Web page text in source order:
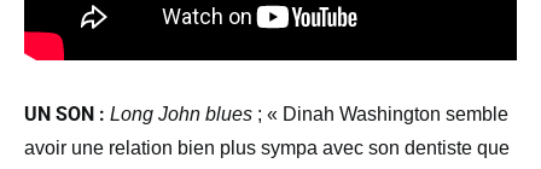
UN SON : Long John blues ; « Dinah Washington semble
avoir une relation bien plus sympa avec son dentiste que